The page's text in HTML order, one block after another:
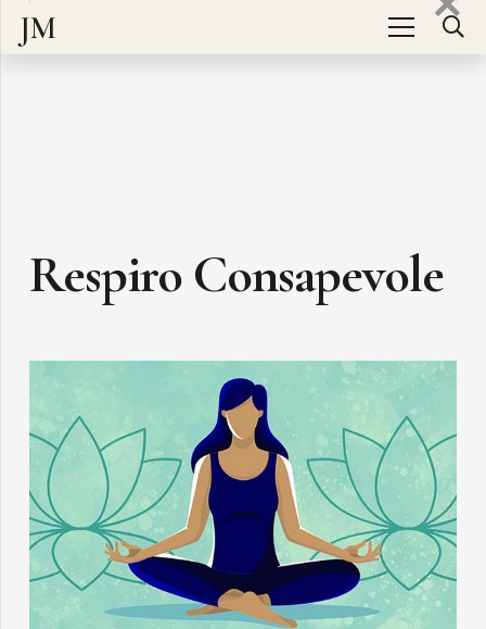
JM
Respiro Consapevole